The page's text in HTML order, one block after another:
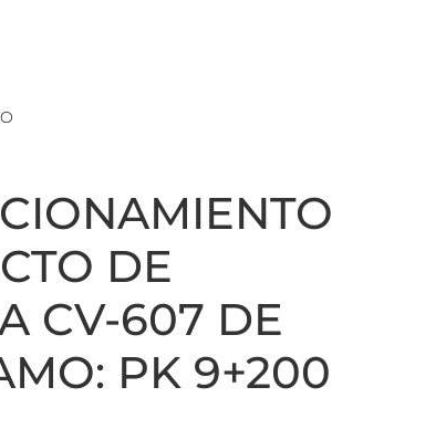
DE
CV-607 DE
PK 9+200